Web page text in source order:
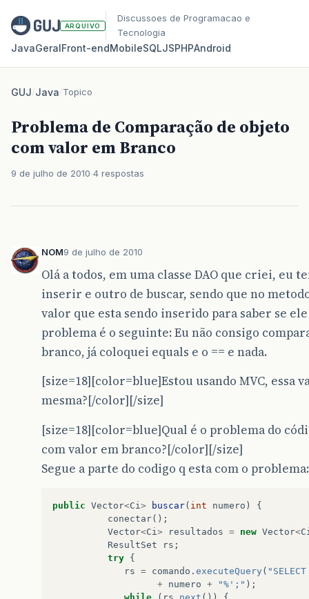
ARQUIVO
Discussoes de Programacao e
Tecnologia
JavaGeralFront‑endMobileSQLJSPHPAndroid
GUJ/Java/Topico
Problema de Comparação de objeto
com valor em Branco
9 de julho de 2010 4 respostas
NOM9 de julho de 2010
Olá a todos, em uma classe DAO que criei, eu
inserir e outro de buscar, sendo que no
valor que esta sendo inserido para saber se ele
problema é o seguinte: Eu não consigo
branco, já coloquei equals e o == e nada.
[size=18][color=blue]Estou usando MVC, essa
mesma?[/color][/size]
[size=18][color=blue]Qual é o problema do
com valor em branco?[/color][/size]
Segue a parte do codigo q esta com o problema:
public Vector<Ci> buscar( int numero )
{
conectar();
Vector<Ci> resultados = new Vector<
ResultSet
rs ;
try {
rs = comando . executeQuery (
+ numero + "%';" );